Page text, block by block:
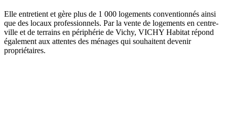
Elle entretient et gère plus de 1 000 logements conventionnés ainsi
que des locaux professionnels. Par la vente de logements en centre-
ville et de terrains en périphérie de Vichy, VICHY Habitat répond
également aux attentes des ménages qui souhaitent devenir
propriétaires.